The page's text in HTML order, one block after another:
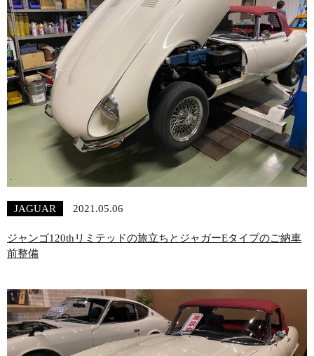
JAGUAR 2021.05.06
ジャンゴ120thリミテッドの旅立ちとジャガーEタイプのご納車
前整備